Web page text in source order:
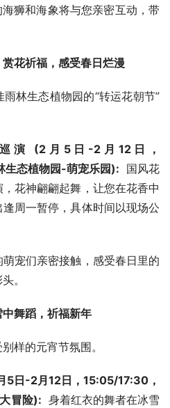
海狮和海象将与您亲密互动，带
花祈福，感受春日烂漫
林生态植物园的“转运花朝节”
演 (2月5日-2月12日，
态植物园-萌宠乐园):
  国风花
花神翩翩起舞，让您在花香中
周一暂停，具体时间以现场公
宠们亲密接触，感受春日里的
。
舞蹈，祈福新年
样的元宵节氛围。
5日-2月12日，15:05/17:30，
冒险):
  身着红衣的舞者在冰雪